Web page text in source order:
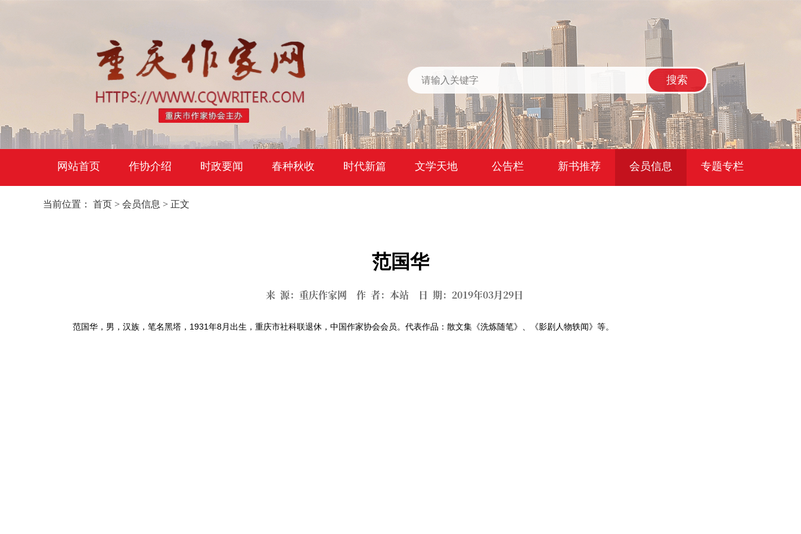
搜索
网站首页 作协介绍 时政要闻 春种秋收 时代新篇 文学天地 公告栏 新书推荐 会员信息 专题专栏
当前位置： 首页 > 会员信息 > 正文
范国华
来 源：重庆作家网 作 者：本站 日 期：2019年03月29日
范国华，男，汉族，笔名黑塔，1931年8月出生，重庆市社科联退休，中国作家协会会员。代表作品：散文集《洗炼随笔》、《影剧人物轶闻》等。